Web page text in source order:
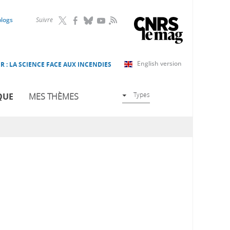
Suivre RSS
English version
: LA SCIENCE FACE AUX INCENDIES
MES THÈMES Types